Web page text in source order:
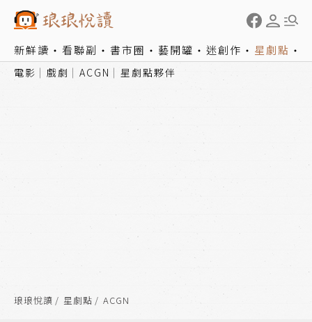
新鮮讀 看聯副 書市圈 藝開罐 迷創作 星劇點
電影 戲劇 ACGN 星劇點夥伴
琅琅悅讀 星劇點 ACGN